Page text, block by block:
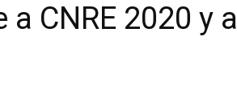
Digital
CNRE 2020 y al